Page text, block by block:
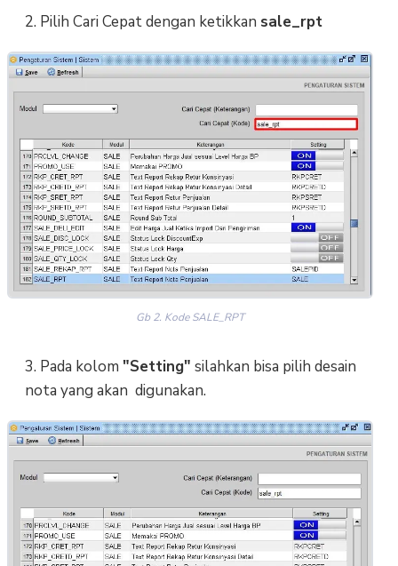
2. Pilih Cari Cepat dengan ketikkan sale_rpt
Gb 2. Kode SALE_RPT
3. Pada kolom "Setting" silahkan bisa pilih desain
nota yang akan digunakan.